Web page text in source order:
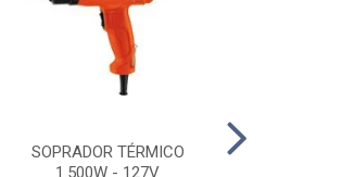
SOPRADOR TÉRMICO
1.500W - 127V